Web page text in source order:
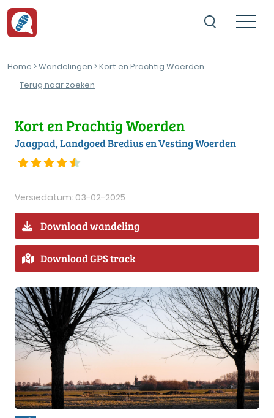
Home >Wandelingen > Kort en Prachtig Woerden
Terug naar zoeken
Kort en Prachtig Woerden
Jaagpad, Landgoed Bredius en Vesting Woerden
Versiedatum: 03-02-2025
Download wandeling
Download GPS track